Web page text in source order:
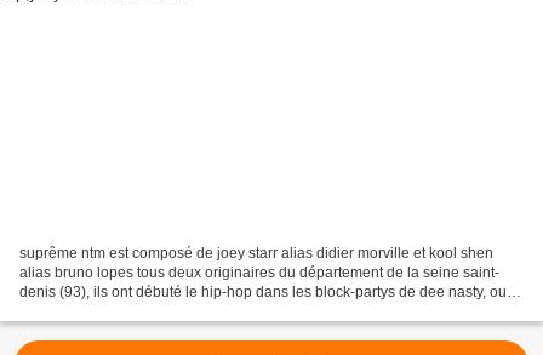
suprême ntm est composé de joey starr alias didier morville et kool shen
alias bruno lopes tous deux originaires du département de la seine saint-
denis (93), ils ont débuté le hip-hop dans les block-partys de dee nasty, ou